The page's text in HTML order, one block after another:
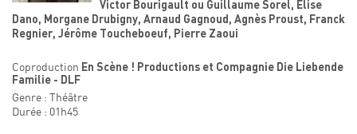
Victor Bourigault ou Guillaume Sorel, Elise
Dano, Morgane Drubigny, Arnaud Gagnoud, Agnès Proust, Franck
Regnier, Jérôme Toucheboeuf, Pierre Zaoui
Coproduction En Scène ! Productions et Compagnie Die Liebende
Familie - DLF
Genre : Théâtre
Durée : 01h45